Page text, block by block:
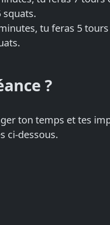
squats.
tu feras 5
?
ton temps et tes
ci-dessous.